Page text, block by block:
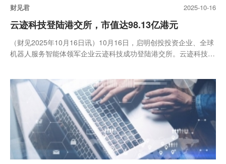
财见君 2025-10-16
云迹科技登陆港交所，市值达98.13亿港元
（财见2025年10月16日讯）10月16日，启明创投投资企业、全球
机器人服务智能体领军企业云迹科技成功登陆港交所。云迹科技发